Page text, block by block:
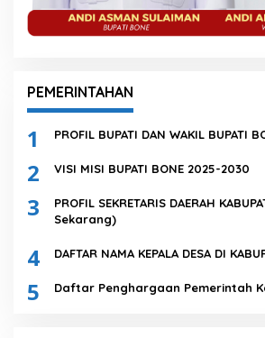
PEMERINTAHAN
1 PROFIL BUPATI DAN WAKIL BUPATI
2 VISI MISI BUPATI BONE 2025-2030
3
PROFIL SEKRETARIS DAERAH
Sekarang)
4 DAFTAR NAMA KEPALA DESA DI
5 Daftar Penghargaan Pemerintah